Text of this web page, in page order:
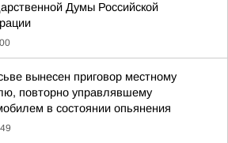
Думы Российской
вынесен приговор местному
повторно управлявшему
в состоянии опьянения